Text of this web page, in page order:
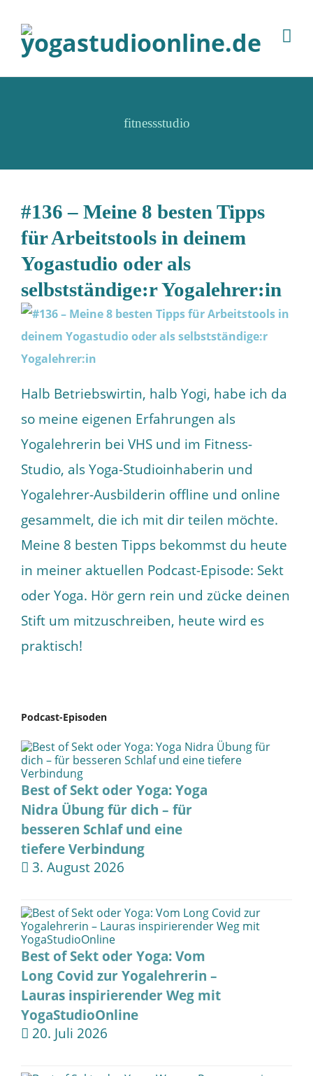
fitnessstudio
#136 – Meine 8 besten Tipps
für Arbeitstools in deinem
Yogastudio oder als
selbstständige:r Yogalehrer:in
Halb Betriebswirtin, halb Yogi, habe ich da
so meine eigenen Erfahrungen als
Yogalehrerin bei VHS und im Fitness-
Studio, als Yoga-Studioinhaberin und
Yogalehrer-Ausbilderin offline und online
gesammelt, die ich mit dir teilen möchte.
Meine 8 besten Tipps bekommst du heute
in meiner aktuellen Podcast-Episode: Sekt
oder Yoga. Hör gern rein und zücke deinen
Stift um mitzuschreiben, heute wird es
praktisch!
Podcast-Episoden
Best of Sekt oder Yoga: Yoga
Nidra Übung für dich – für
besseren Schlaf und eine
tiefere Verbindung
3. August 2026
Best of Sekt oder Yoga: Vom
Long Covid zur Yogalehrerin –
Lauras inspirierender Weg mit
YogaStudioOnline
20. Juli 2026